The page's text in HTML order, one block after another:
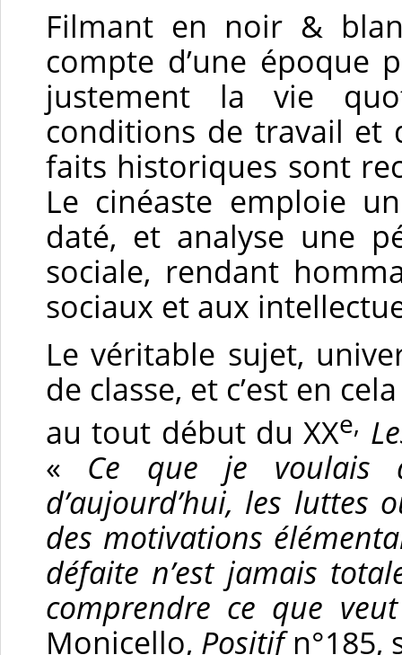
Filmant en noir &
compte d’une époque
justement la vie
conditions de travail et
faits historiques sont
Le cinéaste emploie
daté, et analyse une
sociale, rendant
sociaux et aux
Le véritable sujet,
de classe, et c’est en
au tout début du XXe,
« Ce que je voulais
d’aujourd’hui, les luttes
des motivations
défaite n’est jamais
comprendre ce que
Monicello, Positifn°185,